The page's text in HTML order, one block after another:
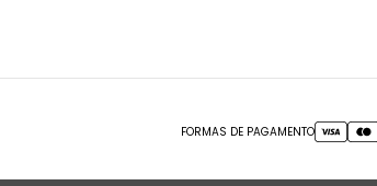
FORMAS DE PAGAMENTO